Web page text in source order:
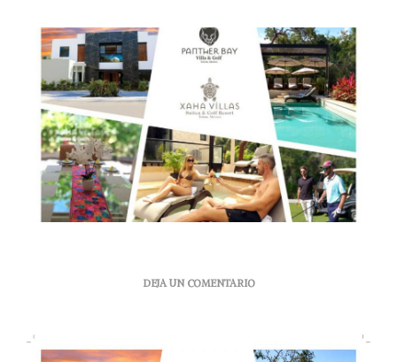
DEJA UN COMENTARIOEN
&